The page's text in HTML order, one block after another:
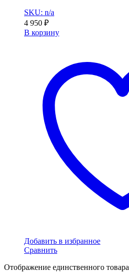
SKU: n/a
4 950 ₽
В корзину
Добавить в избранное
Сравнить
Отображение единственного товара